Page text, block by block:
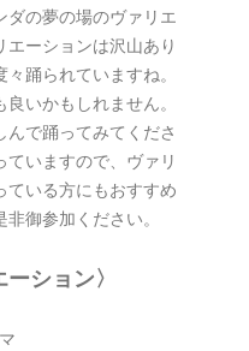
ダの夢の場のヴァリエ
ーションは沢山あり
踊られていますね。
いかもしれません。
で踊ってみてくださ
いますので、ヴァリ
ている方にもおすすめ
御参加ください。
ション〉